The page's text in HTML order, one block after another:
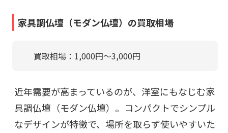
家具調仏壇（モダン仏壇）の買取相場
買取相場：1,000円〜3,000円
近年需要が高まっているのが、洋室にもなじむ家
具調仏壇（モダン仏壇）。コンパクトでシンプル
なデザインが特徴で、場所を取らず使いやすいた